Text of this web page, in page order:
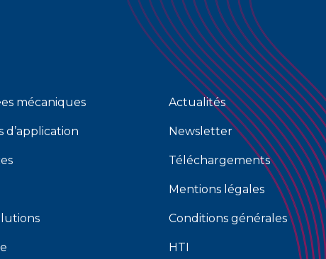
mécaniques
d’application
Actualités
Newsletter
Téléchargements
Mentions légales
Conditions générales
HTI